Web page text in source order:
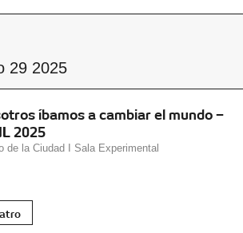
29 2025
íbamos a cambiar el mundo –
2025
de la Ciudad I Sala Experimental